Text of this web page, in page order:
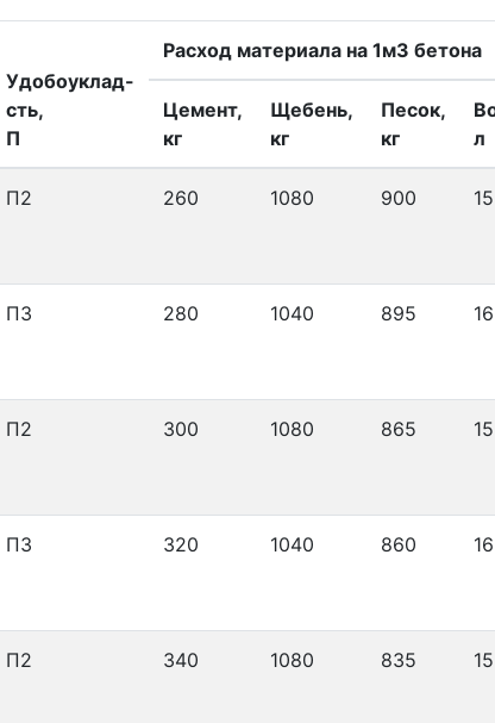
Удобоуклад-
сть,
П
Расход материала на 1м3 бетона
Цемент,
кг
Щебень,
кг
Песок,
кг
л
П2 260 1080 900
П3 280 1040 895
П2 300 1080 865
П3 320 1040 860
П2 340 1080 835